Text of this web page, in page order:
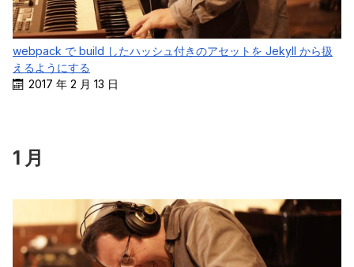
webpack で build したハッシュ付きのアセットを Jekyll から扱
えるようにする
2017 年 2 月 13 日
1 月